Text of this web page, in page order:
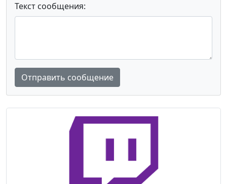
Текст сообщения:
Отправить сообщение